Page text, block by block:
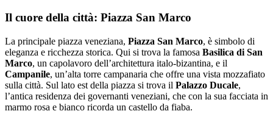
Il cuore della città: Piazza San Marco
La principale piazza veneziana, Piazza San Marco, è simbolo di
eleganza e ricchezza storica. Qui si trova la famosa Basilica di San
Marco, un capolavoro dell’architettura italo-bizantina, e il
Campanile, un’alta torre campanaria che offre una vista mozzafiato
sulla città. Sul lato est della piazza si trova il Palazzo Ducale,
l’antica residenza dei governanti veneziani, che con la sua facciata in
marmo rosa e bianco ricorda un castello da fiaba.